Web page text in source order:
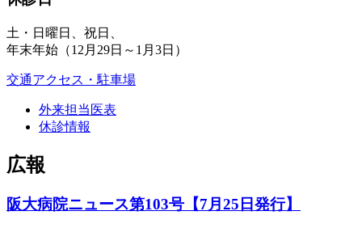
土・日曜日、祝日、
年末年始（12月29日～1月3日）
交通アクセス・駐車場
外来担当医表
休診情報
広報
阪大病院ニュース第103号【7月25日発行】